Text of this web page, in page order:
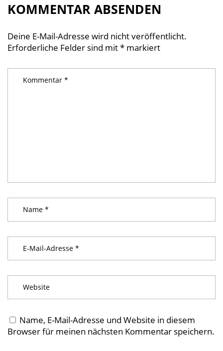
KOMMENTAR ABSENDEN
Deine E-Mail-Adresse wird nicht veröffentlicht.
Erforderliche Felder sind mit* markiert
Name, E-Mail-Adresse und Website in diesem
Browser für meinen nächsten Kommentar speichern.